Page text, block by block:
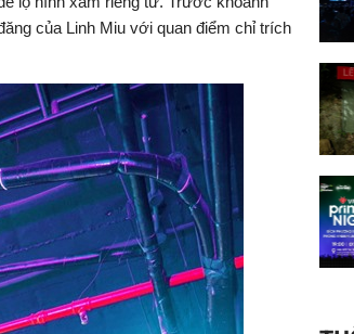
của Linh Miu với quan điểm chỉ trích